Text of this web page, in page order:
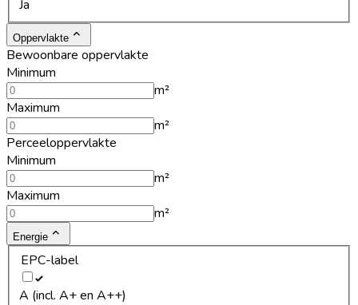
Ja
Oppervlakte
Bewoonbare oppervlakte
Minimum
m²
Maximum
m²
Perceeloppervlakte
Minimum
m²
Maximum
m²
Energie
EPC-label
A (incl. A+ en A++)